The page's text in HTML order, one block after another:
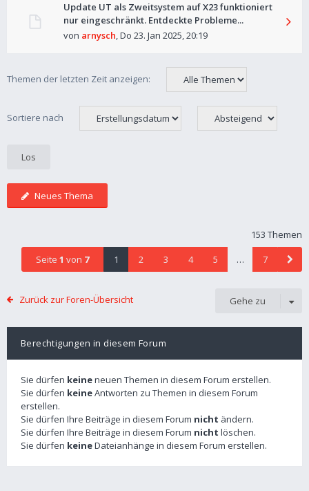
Update UT als Zweitsystem auf X23 funktioniert
nur eingeschränkt. Entdeckte Probleme...
von arnysch,Do 23. Jan 2025, 20:19
Themen der letzten Zeit anzeigen:
Sortiere nach
Neues Thema
153 Themen
Seite 1 von 7 1 2 3 4 5 … 7
Zurück zur Foren-Übersicht Gehe zu
Berechtigungen in diesem Forum
Sie dürfen keineneuen Themen in diesem Forum erstellen.
Sie dürfen keineAntworten zu Themen in diesem Forum
erstellen.
Sie dürfen Ihre Beiträge in diesem Forum nicht ändern.
Sie dürfen Ihre Beiträge in diesem Forum nicht löschen.
Sie dürfen keineDateianhänge in diesem Forum erstellen.